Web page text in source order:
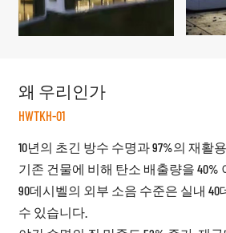
왜 우리인가
HWTKH-01
10년의 초긴 방수 수명과 97%의 재활
기존 건물에 비해 탄소 배출량을 40%
90데시벨의 외부 소음 수준은 실내
수 있습니다.